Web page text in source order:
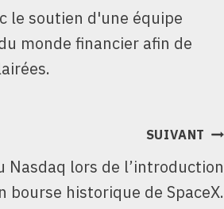
le soutien d'une équipe
monde financier afin de
SUIVANT
Nasdaq lors de l’introduction
bourse historique de SpaceX.